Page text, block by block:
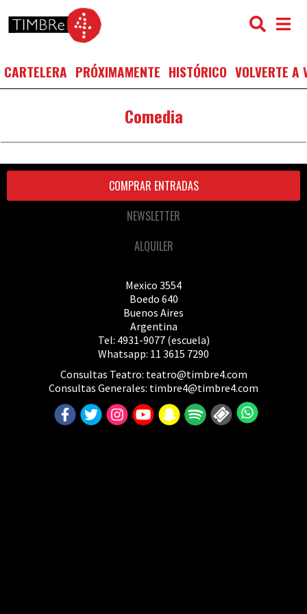
CARTELERA PRÓXIMAMENTE HISTÓRICO VOLVERTE A
Comedia
COMPRAR ENTRADAS
NEWSLETTER
ALQUILER
Mexico 3554
Boedo 640
Buenos Aires
Argentina
Tel: 4931-9077 (escuela)
Whatsapp: 11 3615 7290
Consultas Teatro: teatro@timbre4.com
Consultas Generales: timbre4@timbre4.com